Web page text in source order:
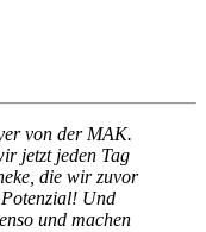
von der MAK.
jetzt jeden Tag
die wir zuvor
Und
und machen